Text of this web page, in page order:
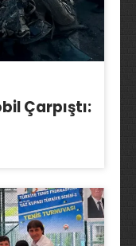
Çarpıştı: